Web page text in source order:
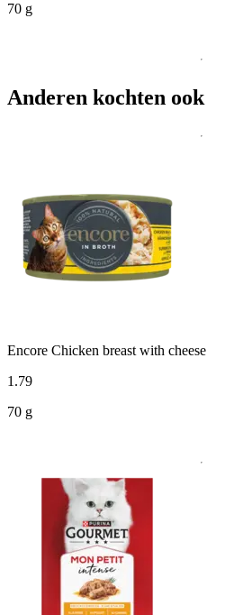
70 g
Anderen kochten ook
Encore Chicken breast with cheese
1 .79
70 g